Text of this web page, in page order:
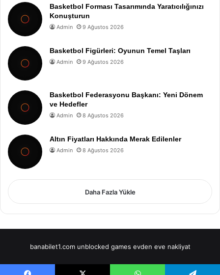
Basketbol Forması Tasarımında Yaratıcılığınızı
Konuşturun
Admin 9 Ağustos 2026
Basketbol Figürleri: Oyunun Temel Taşları
Admin 9 Ağustos 2026
Basketbol Federasyonu Başkanı: Yeni Dönem
ve Hedefler
Admin 8 Ağustos 2026
Altın Fiyatları Hakkında Merak Edilenler
Admin 8 Ağustos 2026
Daha Fazla Yükle
banabilet1.com unblocked games evden eve nakliyat